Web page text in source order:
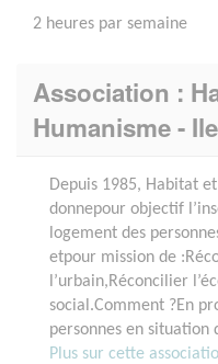
2 heures par semaine
Association :
Humanisme -
Depuis 1985, Habitat
donnepour objectif
logement des
etpour mission de
l’urbain,Réconcilier
social.Comment ?En
personnes en situation
Plus sur cette